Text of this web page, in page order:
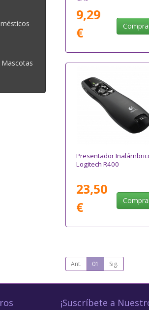
9,29
€
Presentador
Logitech R400
23,50
€
Ant. 01 Sig.
¡Suscríbete a